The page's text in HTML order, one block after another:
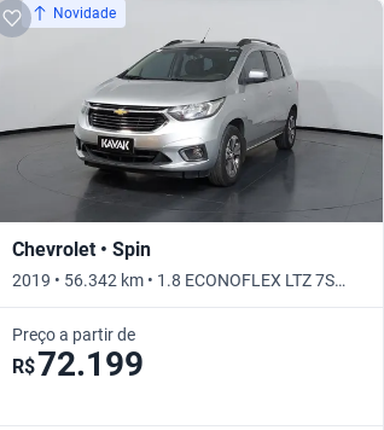
Novidade
Chevrolet • Spin
2019 • 56.342 km • 1.8 ECONOFLEX LTZ 7S
AUTO • Automático
Preço a partir de
R$72.199